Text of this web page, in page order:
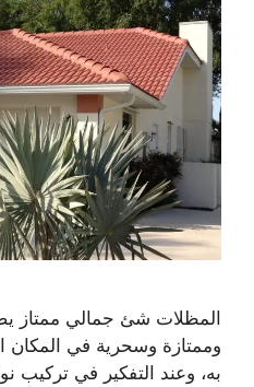
المظلات شئ جمالي ممتاز
وممتازة وسحرية في المكان
به، وعند التفكير في